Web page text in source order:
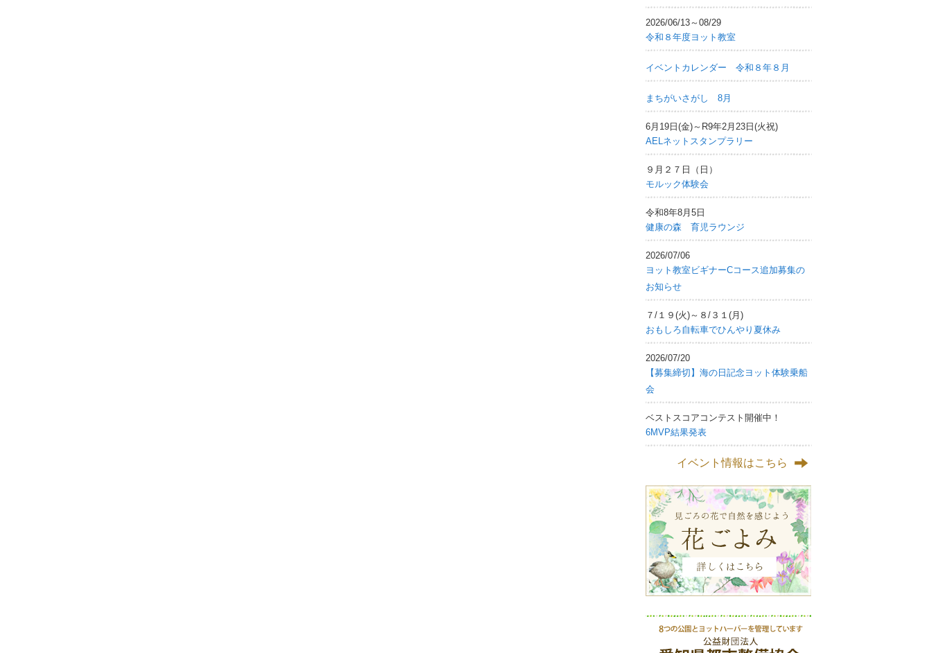
2026/06/13～08/29
令和８年度ヨット教室
イベントカレンダー 令和８年８月
まちがいさがし 8月
6月19日(金)～R9年2月23日(火祝)
AELネットスタンプラリー
９月２７日（日）
モルック体験会
令和8年8月5日
健康の森 育児ラウンジ
2026/07/06
ヨット教室ビギナーCコース追加募集の
お知らせ
７/１９(火)～８/３１(月)
おもしろ自転車でひんやり夏休み
2026/07/20
【募集締切】海の日記念ヨット体験乗船
会
ベストスコアコンテスト開催中！
6MVP結果発表
イベント情報はこちら